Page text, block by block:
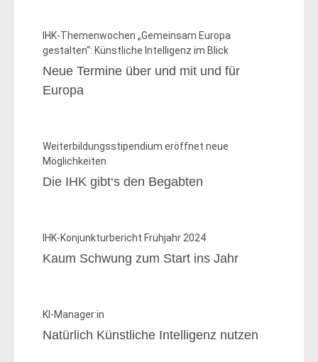
IHK-Themenwochen „Gemeinsam Europa
gestalten“: Künstliche Intelligenz im Blick
Neue Termine über und mit und für
Europa
Weiterbildungsstipendium eröffnet neue
Möglichkeiten
Die IHK gibt‘s den Begabten
IHK-Konjunkturbericht Frühjahr 2024
Kaum Schwung zum Start ins Jahr
KI-Manager:in
Natürlich Künstliche Intelligenz nutzen